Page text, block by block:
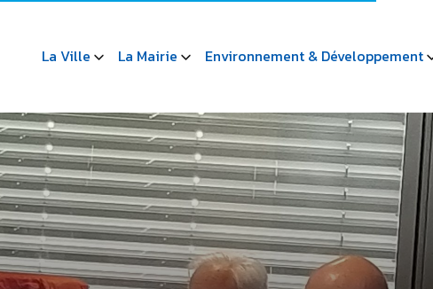
La Ville La Mairie Environnement & Développement